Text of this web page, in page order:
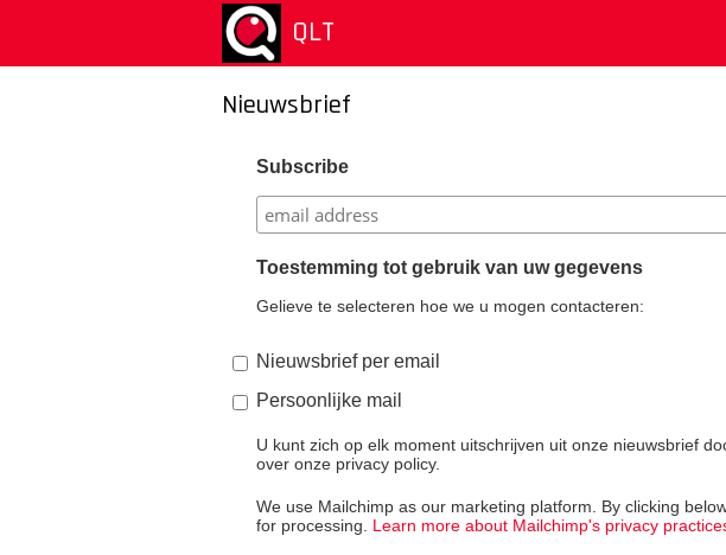
contenu
QLT
Nieuwsbrief
Subscribe
Toestemming tot gebruik van uw gegevens
Gelieve te selecteren hoe we u mogen contacteren:
Nieuwsbrief per email
Persoonlijke mail
U kunt zich op elk moment uitschrijven uit onze nieuwsbrief
over onze privacy policy.
We use Mailchimp as our marketing platform. By clicking
for processing. Learn more about Mailchimp's privacy